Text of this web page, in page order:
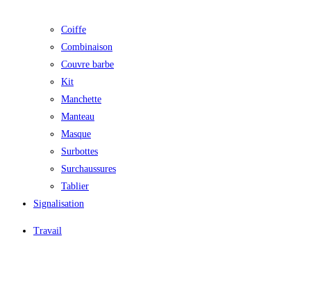
Coiffe
Combinaison
Couvre barbe
Kit
Manchette
Manteau
Masque
Surbottes
Surchaussures
Tablier
Signalisation
Travail